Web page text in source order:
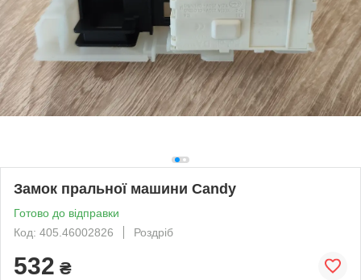
Замок пральної машини Candy
Готово до відправки
Код: 405.46002826
Роздріб
532 ₴